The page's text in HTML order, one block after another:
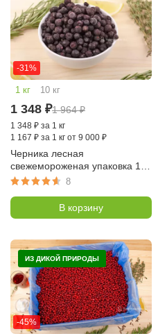
-31%
1 кг 10 кг
1 348 ₽1 964₽
1 348 ₽ за 1 кг
1 167 ₽ за 1 кг от 9 000 ₽
Черника лесная
свежемороженая упаковка 1 кг
(Карелия)
8
В корзину
ИЗ ДИКОЙ ПРИРОДЫ
-45%